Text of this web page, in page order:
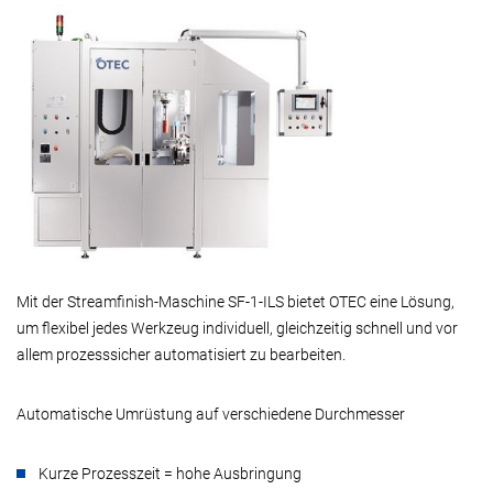
Mit der Streamfinish-Maschine SF-1-ILS bietet OTEC eine Lösung,
um flexibel jedes Werkzeug individuell, gleichzeitig schnell und vor
allem prozesssicher automatisiert zu bearbeiten.
Automatische Umrüstung auf verschiedene Durchmesser
Kurze Prozesszeit = hohe Ausbringung